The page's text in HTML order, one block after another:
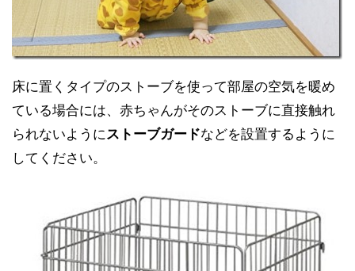
床に置くタイプのストーブを使って部屋の空気を暖め
ている場合には、赤ちゃんがそのストーブに直接触れ
られないようにストーブガードなどを設置するように
してください。